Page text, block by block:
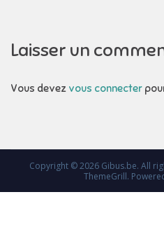
Laisser un
Vous devez vous connecter
Copyright © 2026 Gibus.be. All
ThemeGrill.